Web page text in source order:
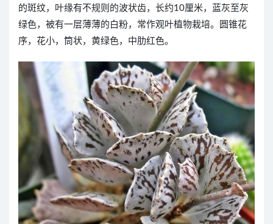
的斑纹，叶缘有不规则的波状齿，长约10厘米，蓝灰至灰
绿色，被有一层薄薄的白粉，常作观叶植物栽培。圆锥花
序，花小，筒状，黄绿色，中肋红色。